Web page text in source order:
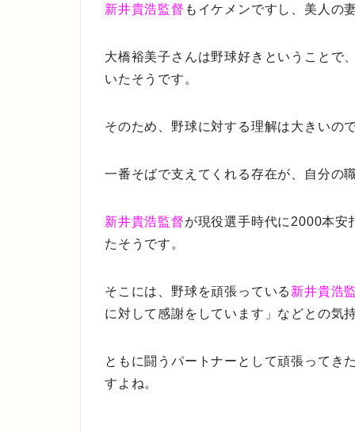
新井貴浩監督 もイケメンですし、美人の
大橋裕美子さんは野球好きということで
いたそうです。
そのため、野球に対する理解は大きいの
一番そばで支えてくれる存在が、自分の
新井貴浩監督が現役選手時代に2000本安
たそうです。
そこには、野球を頑張っている 新井貴浩
に対して感謝をしています」などとの気
ともに闘うパートナーとして頑張ってき
すよね。